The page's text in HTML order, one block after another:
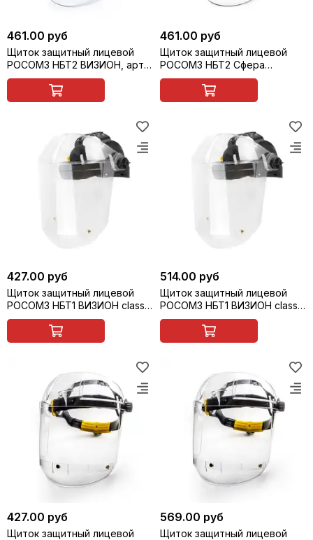
461.00 руб
Щиток защитный лицевой
РОСОМЗ НБТ2 ВИЗИОН, арт.
425190
461.00 руб
Щиток защитный лицевой
РОСОМЗ НБТ2 Сфера
ВИЗИОН, арт. 425540
427.00 руб
Щиток защитный лицевой
РОСОМЗ НБТ1 ВИЗИОН classic
TITAN, арт. 414290
514.00 руб
Щиток защитный лицевой
РОСОМЗ НБТ1 ВИЗИОН classic
TITAN, арт. 414291
427.00 руб
Щиток защитный лицевой
569.00 руб
Щиток защитный лицевой